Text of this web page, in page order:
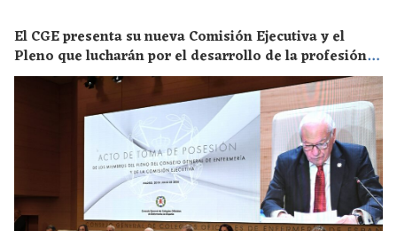
El CGE presenta su nueva Comisión Ejecutiva y el
Pleno que lucharán por el desarrollo de la profesión
en los próximos años